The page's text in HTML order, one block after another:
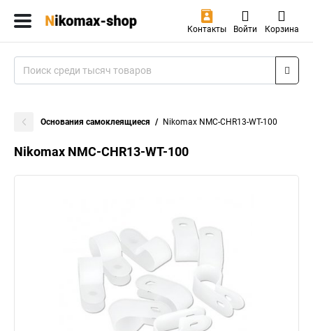
Контакты Войти Корзина
Основания самоклеящиеся Nikomax NMC-CHR13-WT-100
Nikomax NMC-CHR13-WT-100